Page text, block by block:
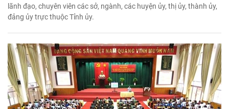
lãnh đạo, chuyên viên các sở, ngành, các huyện ủy, thị ủy, thành ủy,
đảng ủy trực thuộc Tỉnh ủy.